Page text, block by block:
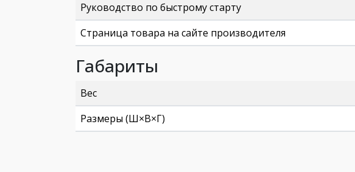
Руководство по быстрому старту
Страница товара на сайте производителя
Габариты
Вес
Размеры (Ш×В×Г)